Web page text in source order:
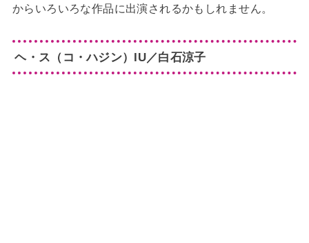
からいろいろな作品に出演されるかもしれません。
ヘ・ス（コ・ハジン）IU／白石涼子